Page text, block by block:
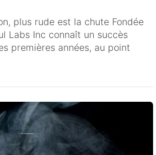
plus rude est la chute Fondée
Labs Inc connaît un succès
premières années, au point